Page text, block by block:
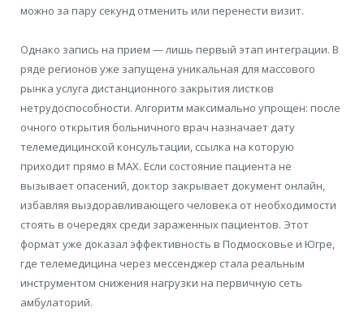
можно за пару секунд отменить или перенести визит.
Однако запись на прием — лишь первый этап интеграции. В
ряде регионов уже запущена уникальная для массового
рынка услуга дистанционного закрытия листков
нетрудоспособности. Алгоритм максимально упрощен: после
очного открытия больничного врач назначает дату
телемедицинской консультации, ссылка на которую
приходит прямо в MAX. Если состояние пациента не
вызывает опасений, доктор закрывает документ онлайн,
избавляя выздоравливающего человека от необходимости
стоять в очередях среди зараженных пациентов. Этот
формат уже доказал эффективность в Подмосковье и Югре,
где телемедицина через мессенджер стала реальным
инструментом снижения нагрузки на первичную сеть
амбулаторий.